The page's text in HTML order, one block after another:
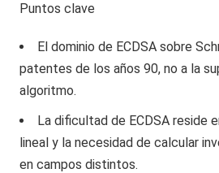
Puntos clave
El dominio de ECDSA sobre
patentes de los años 90, no a la
algoritmo.
La dificultad de ECDSA reside
lineal y la necesidad de calcular
en campos distintos.